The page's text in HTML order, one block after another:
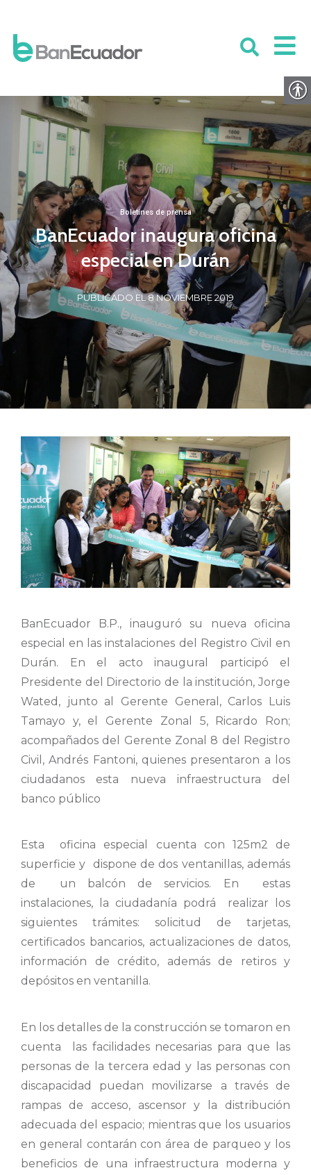
Boletines de prensa
BanEcuador inaugura oficina
especial en Durán
PUBLICADO EL 8 NOVIEMBRE 2019
BanEcuador B.P., inauguró su nueva oficina
especial en las instalaciones del Registro Civil en
Durán. En el acto inaugural participó el
Presidente del Directorio de la institución, Jorge
Wated, junto al Gerente General, Carlos Luis
Tamayo y, el Gerente Zonal 5, Ricardo Ron;
acompañados del Gerente Zonal 8 del Registro
Civil, Andrés Fantoni, quienes presentaron a los
ciudadanos esta nueva infraestructura del
banco público
Esta oficina especial cuenta con 125m2 de
superficie y dispone de dos ventanillas, además
de un balcón de servicios. En estas
instalaciones, la ciudadanía podrá realizar los
siguientes trámites: solicitud de tarjetas,
certificados bancarios, actualizaciones de datos,
información de crédito, además de retiros y
depósitos en ventanilla.
En los detalles de la construcción se tomaron en
cuenta las facilidades necesarias para que las
personas de la tercera edad y las personas con
discapacidad puedan movilizarse a través de
rampas de acceso, ascensor y la distribución
adecuada del espacio; mientras que los usuarios
en general contarán con área de parqueo y los
beneficios de una infraestructura moderna y